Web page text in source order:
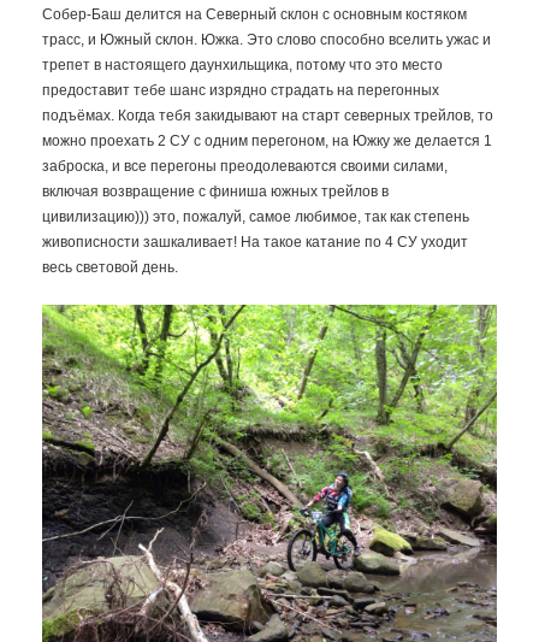
Собер-Баш делится на Северный склон с основным костяком
трасс, и Южный склон. Южка. Это слово способно вселить ужас и
трепет в настоящего даунхильщика, потому что это место
предоставит тебе шанс изрядно страдать на перегонных
подъёмах. Когда тебя закидывают на старт северных трейлов, то
можно проехать 2 СУ с одним перегоном, на Южку же делается 1
заброска, и все перегоны преодолеваются своими силами,
включая возвращение с финиша южных трейлов в
цивилизацию))) это, пожалуй, самое любимое, так как степень
живописности зашкаливает! На такое катание по 4 СУ уходит
весь световой день.